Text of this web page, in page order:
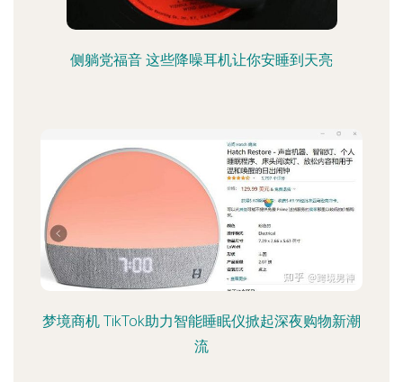
侧躺党福音 这些降噪耳机让你安睡到天亮
梦境商机 TikTok助力智能睡眠仪掀起深夜购物新潮
流